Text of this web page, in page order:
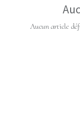
Aucun article